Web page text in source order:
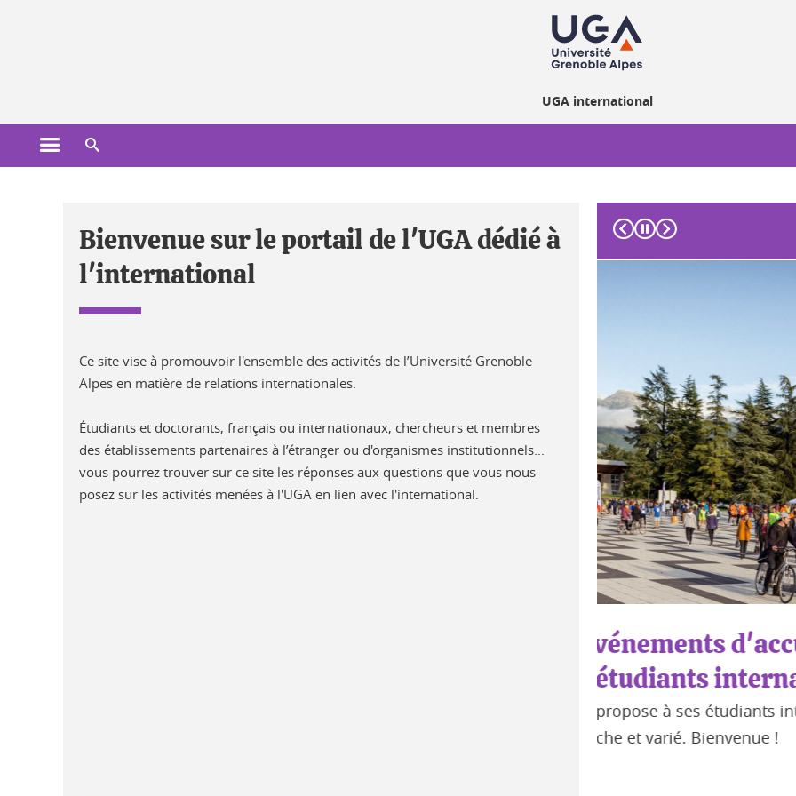
UGA international
Ouvrir le menu principal
Bienvenue sur le portail de l'UGA dédié à
l'international
Ce site vise à promouvoir l'ensemble des activités de l’Université Grenoble
Alpes en matière de relations internationales.
Étudiants et doctorants, français ou internationaux, chercheurs et membres
des établissements partenaires à l’étranger ou d'organismes institutionnels...
vous pourrez trouver sur ce site les réponses aux questions que vous nous
posez sur les activités menées à l'UGA en lien avec l'international.
Fermeture
universitaires
Du 24 juillet au 19 août,
parmi lesquels ISSO,
Précédent
Suivant